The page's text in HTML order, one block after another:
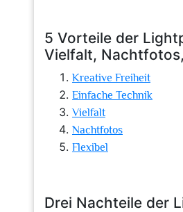
5 Vorteile der
Vielfalt,
Kreative Freiheit
Einfache Technik
Vielfalt
Nachtfotos
Flexibel
Drei Nachteile der